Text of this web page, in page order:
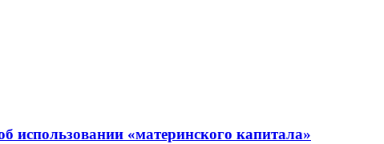
использовании «материнского капитала»